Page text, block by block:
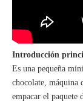
Introducción
Es una pequeña
chocolate, máquina
empacar el paquete